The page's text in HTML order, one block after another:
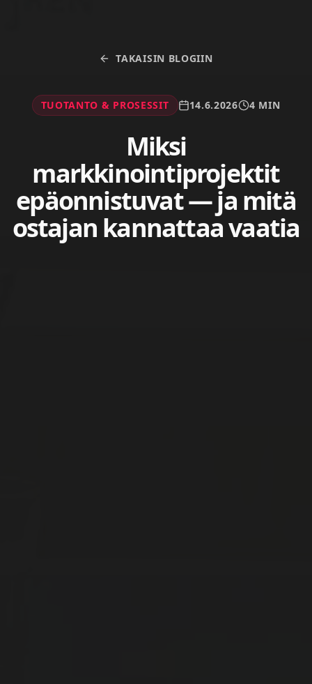
TAKAISIN BLOGIIN
TUOTANTO & PROSESSIT 14.6.2026 4 MIN
Miksi
markkinointiprojektit
epäonnistuvat — ja mitä
ostajan kannattaa vaatia